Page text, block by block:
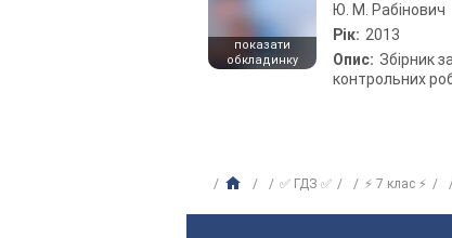
показати
обкладинку
Ю. М. Рабінович
Рік: 2013
Опис: Збірник
контрольних
✅ ГДЗ ✅ ⚡ 7 клас ⚡